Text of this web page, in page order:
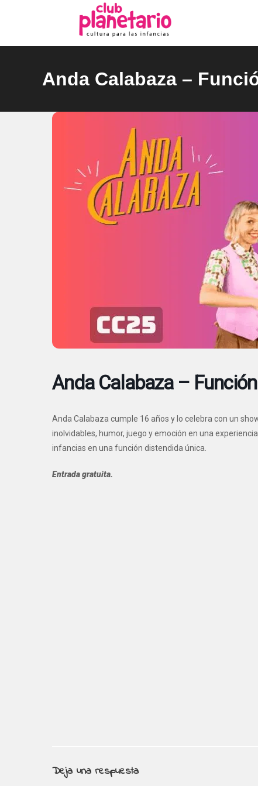
Anda Calabaza –
Anda Calabaza –
Anda Calabaza cumple 16 años y lo celebra con un
inolvidables, humor, juego y emoción en una
infancias en una función distendida única.
Entrada gratuita.
Deja una respuesta